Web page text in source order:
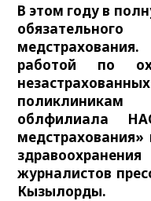
В этом году в
работой по
поликлиникам
облфилиала
медстрахования»
журналистов
Кызылорды.